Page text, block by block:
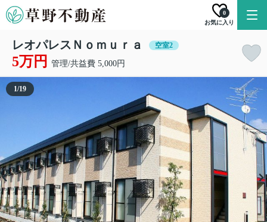
お気に入り
0
レオパレスＮｏｍｕｒａ 空室2
5万円 管理/共益費 5,000円
1/19